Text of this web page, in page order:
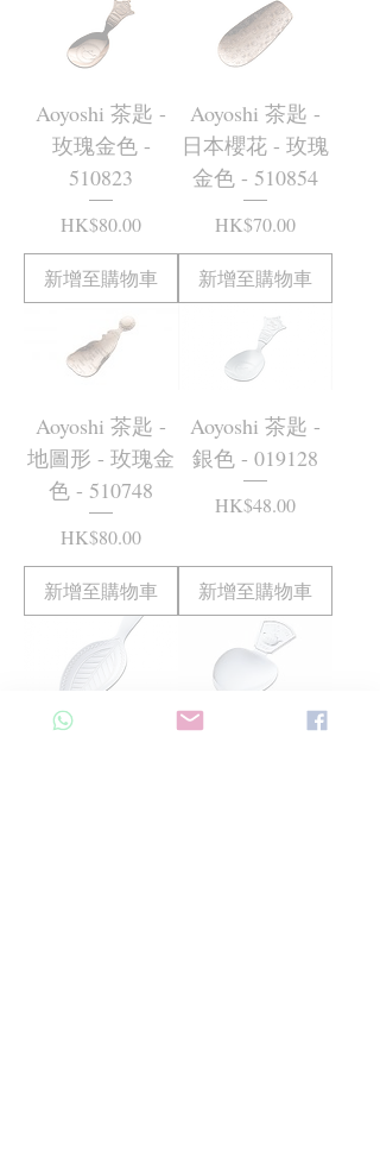
Aoyoshi 茶匙 -
玫瑰金色 -
510823
價格
HK$80.00
新增至購物車
Aoyoshi 茶匙 -
日本櫻花 - 玫瑰
金色 - 510854
價格
HK$70.00
新增至購物車
Aoyoshi 茶匙 -
地圖形 - 玫瑰金
色 - 510748
價格
HK$80.00
新增至購物車
Aoyoshi 茶匙 -
銀色 - 019128
價格
HK$48.00
新增至購物車
Aoyoshi 茶匙 -
Aoyoshi 茶匙 -